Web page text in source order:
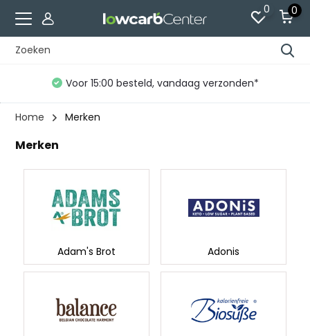
0 0
Gratis verzending vanaf €60 (NL)*
Home Merken
Merken
Adam's Brot Adonis